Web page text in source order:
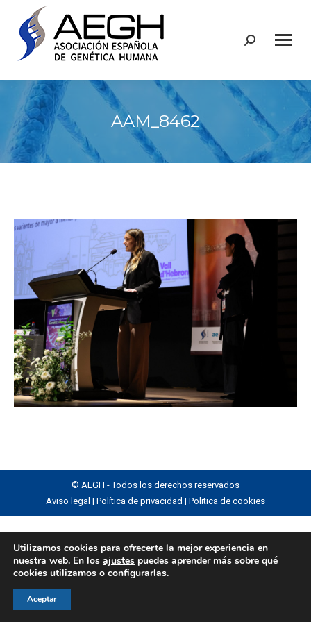
Buscar:
AAM_8462
© AEGH - Todos los derechos reservados
Aviso legal | Política de privacidad | Politica de cookies
Utilizamos cookies para ofrecerte la mejor experiencia en
nuestra web. En los ajustes puedes aprender más sobre qué
cookies utilizamos o configurarlas.
Aceptar